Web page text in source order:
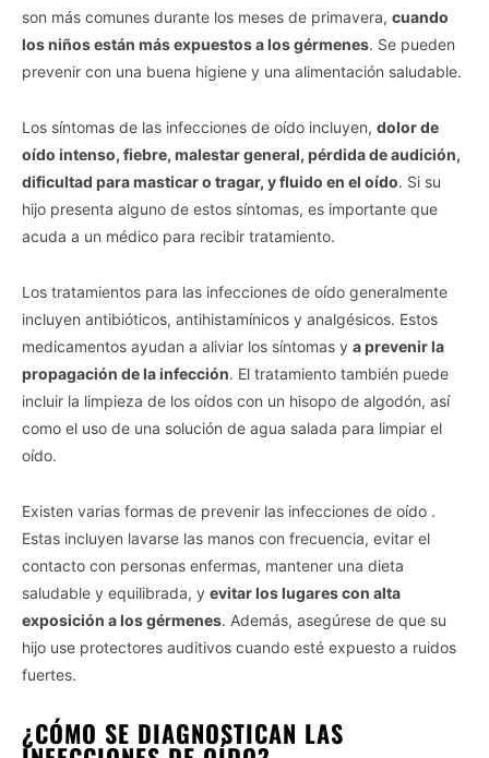
son más comunes durante los meses de primavera, cuando
los niños están más expuestos a los gérmenes. Se pueden
prevenir con una buena higiene y una alimentación saludable.
Los síntomas de las infecciones de oído incluyen, dolor de
oído intenso, fiebre, malestar general, pérdida de audición,
dificultad para masticar o tragar, y fluido en el oído. Si su
hijo presenta alguno de estos síntomas, es importante que
acuda a un médico para recibir tratamiento.
Los tratamientos para las infecciones de oído generalmente
incluyen antibióticos, antihistamínicos y analgésicos. Estos
medicamentos ayudan a aliviar los síntomas y a prevenir la
propagación de la infección. El tratamiento también puede
incluir la limpieza de los oídos con un hisopo de algodón, así
como el uso de una solución de agua salada para limpiar el
oído.
Existen varias formas de prevenir las infecciones de oído .
Estas incluyen lavarse las manos con frecuencia, evitar el
contacto con personas enfermas, mantener una dieta
saludable y equilibrada, y evitar los lugares con alta
exposición a los gérmenes. Además, asegúrese de que su
hijo use protectores auditivos cuando esté expuesto a ruidos
fuertes.
¿CÓMO SE DIAGNOSTICAN LAS